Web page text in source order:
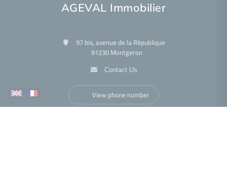
AGEVAL Immobilier
97 bis, avenue de la République
91230 Montgeron
Contact Us
View phone number